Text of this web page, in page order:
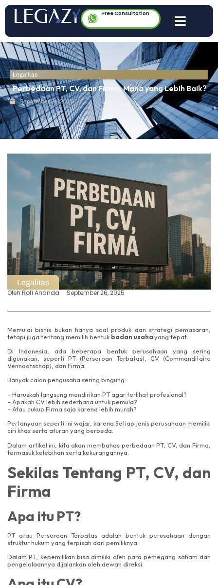
Free Consultation
Legalitas
Perbedaan PT, CV, dan Firma: Mana yang Lebih Baik?
September 26, 2025
Legalitas
Oleh Rofi Ananda September 26, 2025
Memulai bisnis bukan hanya soal produk dan strategi pemasaran,
tetapi juga tentang memilih bentuk badan usahayang tepat.
Di Indonesia, ada beberapa bentuk perusahaan yang sering
digunakan, seperti PT (Perseroan Terbatas), CV (Commanditaire
Vennootschap), dan Firma.
Banyak calon pengusaha sering bingung:
– Haruskah langsung mendirikan PT agar terlihat profesional?
– Apakah CV lebih sederhana untuk pemula?
– Atau cukup Firma saja karena lebih murah?
Pertanyaan seperti ini wajar, karena Setiap jenis perusahaan memiliki
ciri khas serta aturan yang berbeda.
Dalam artikel ini, kita akan membahas perbedaan PT, CV, dan Firma,
termasuk kelebihan serta kekurangannya.
Sekilas Tentang PT, CV, dan
Firma
Apa itu PT?
PT atau Perseroan Terbatas adalah bentuk perusahaan dengan
struktur hukum yang terpisah dari pemiliknya.
Dalam PT, kepemilikan bisa dimiliki oleh para pemegang saham dan
pengelolaannya dijalankan oleh dewan direksi.